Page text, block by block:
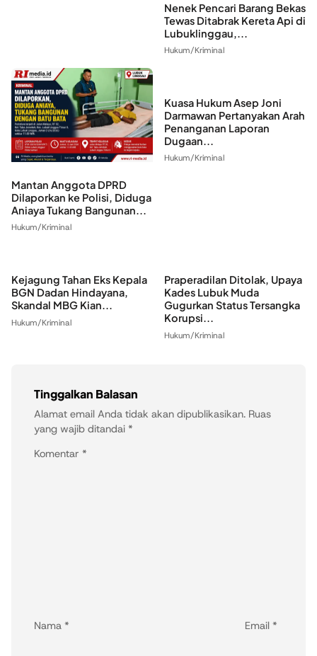
Nenek Pencari Barang Bekas
Tewas Ditabrak Kereta Api di
Lubuklinggau,...
Hukum/Kriminal
Mantan Anggota DPRD
Dilaporkan ke Polisi, Diduga
Aniaya Tukang Bangunan...
Hukum/Kriminal
Kuasa Hukum Asep Joni
Darmawan Pertanyakan Arah
Penanganan Laporan
Dugaan...
Hukum/Kriminal
Kejagung Tahan Eks Kepala
BGN Dadan Hindayana,
Skandal MBG Kian...
Hukum/Kriminal
Praperadilan Ditolak, Upaya
Kades Lubuk Muda
Gugurkan Status Tersangka
Korupsi...
Hukum/Kriminal
Tinggalkan Balasan
Alamat email Anda tidak akan dipublikasikan. Ruas
yang wajib ditandai *
Komentar *
Nama * Email *